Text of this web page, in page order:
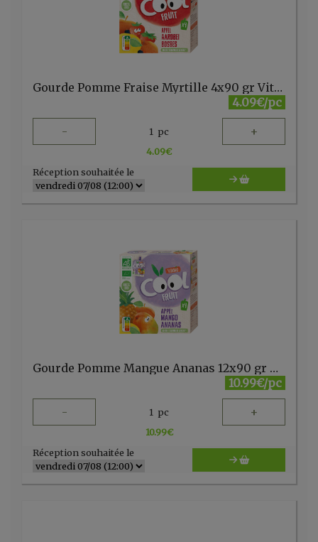
Gourde Pomme Fraise Myrtille 4x90 gr Vitabio
4.09€/pc
- 1 pc +
4.09€
Réception souhaitée le
Gourde Pomme Mangue Ananas 12x90 gr Vitabio (copie)
10.99€/pc
- 1 pc +
10.99€
Réception souhaitée le